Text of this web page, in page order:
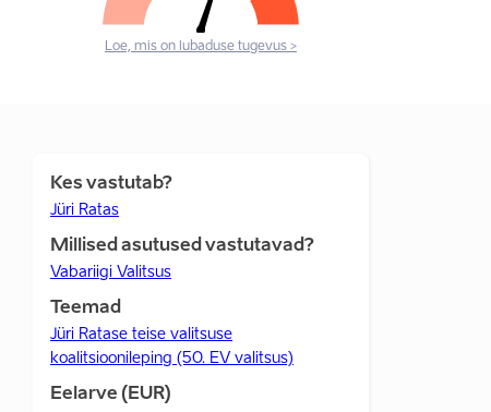
Loe, mis on lubaduse tugevus >
Kes vastutab?
Jüri Ratas
Millised asutused vastutavad?
Vabariigi Valitsus
Teemad
Jüri Ratase teise valitsuse
koalitsioonileping (50. EV valitsus)
Eelarve (EUR)